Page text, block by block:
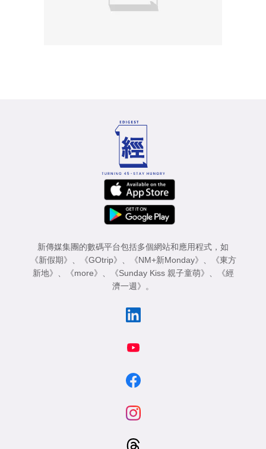
新傳媒集團的數碼平台包括多個網站和應用程式，如
《新假期》 、 《GOtrip》 、 《NM+新Monday》 、
《東方
新地》 、 《more》 、 《Sunday Kiss 親子童萌》 、
《經
濟一週》 。